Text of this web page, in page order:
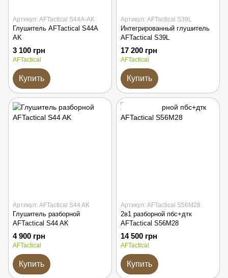
Артикул: AFTactical S44A-AK
Глушитель AFTactical S44A
AK
3 100 грн
AFTactical
Купить
Артикул: AFTactical S39L
Интегрированный глушитель
AFTactical S39L
17 200 грн
AFTactical
Купить
Артикул: AFTactical S44 AK
Глушитель разборной
AFTactical S44 AK
4 900 грн
AFTactical
Купить
Артикул: AFTactical S56M28
2в1 разборной пбс+дтк
AFTactical S56M28
14 500 грн
AFTactical
Купить